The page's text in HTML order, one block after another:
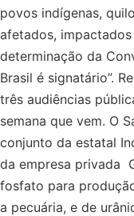
povos indígenas,
afetados,
determinação da
Brasil é signatário”.
três audiências
semana que vem. O
conjunto da estatal
da empresa privada
fosfato para
a pecuária, e de